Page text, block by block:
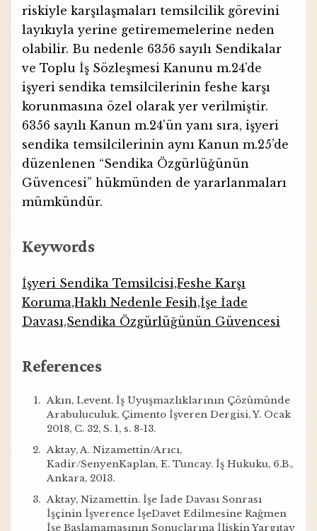
riskiyle karşılaşmaları temsilcilik görevini
layıkıyla yerine getirememelerine neden
olabilir. Bu nedenle 6356 sayılı Sendikalar
ve Toplu İş Sözleşmesi Kanunu m.24’de
işyeri sendika temsilcilerinin feshe karşı
korunmasına özel olarak yer verilmiştir.
6356 sayılı Kanun m.24’ün yanı sıra, işyeri
sendika temsilcilerinin aynı Kanun m.25’de
düzenlenen “Sendika Özgürlüğünün
Güvencesi” hükmünden de yararlanmaları
mümkündür.
Keywords
İşyeri Sendika Temsilcisi,Feshe Karşı
Koruma,Haklı Nedenle Fesih,İşe İade
Davası,Sendika Özgürlüğünün Güvencesi
References
Akın, Levent. İş Uyuşmazlıklarının Çözümünde
Arabuluculuk, Çimento İşveren Dergisi, Y. Ocak
2018, C. 32, S. 1, s. 8-13.
Aktay, A. Nizamettin/Arıcı,
Kadir/SenyenKaplan, E. Tuncay. İş Hukuku, 6.B.,
Ankara, 2013.
Aktay, Nizamettin. İşe İade Davası Sonrası
İşçinin İşverence İşeDavet Edilmesine Rağmen
İşe Başlamamasının Sonuçlarına İlişkin Yargıtay